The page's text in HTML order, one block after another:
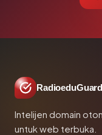
RadioeduGuard
Intelijen domain
untuk web terbuka.